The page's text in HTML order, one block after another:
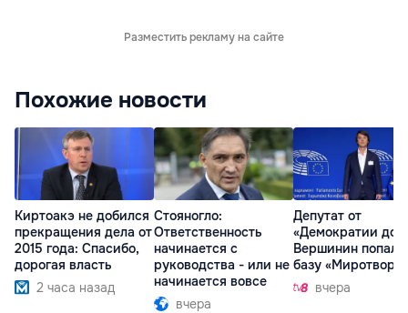
Разместить рекламу на сайте
Похожие новости
Киртоакэ не добился
прекращения дела от
2015 года: Спасибо,
дорогая власть
2 часа назад
Стояногло:
Ответственность
начинается с
руководства - или не
начинается вовсе
вчера
Депутат от
«Демократии
Вершинин попал в
базу
вчера